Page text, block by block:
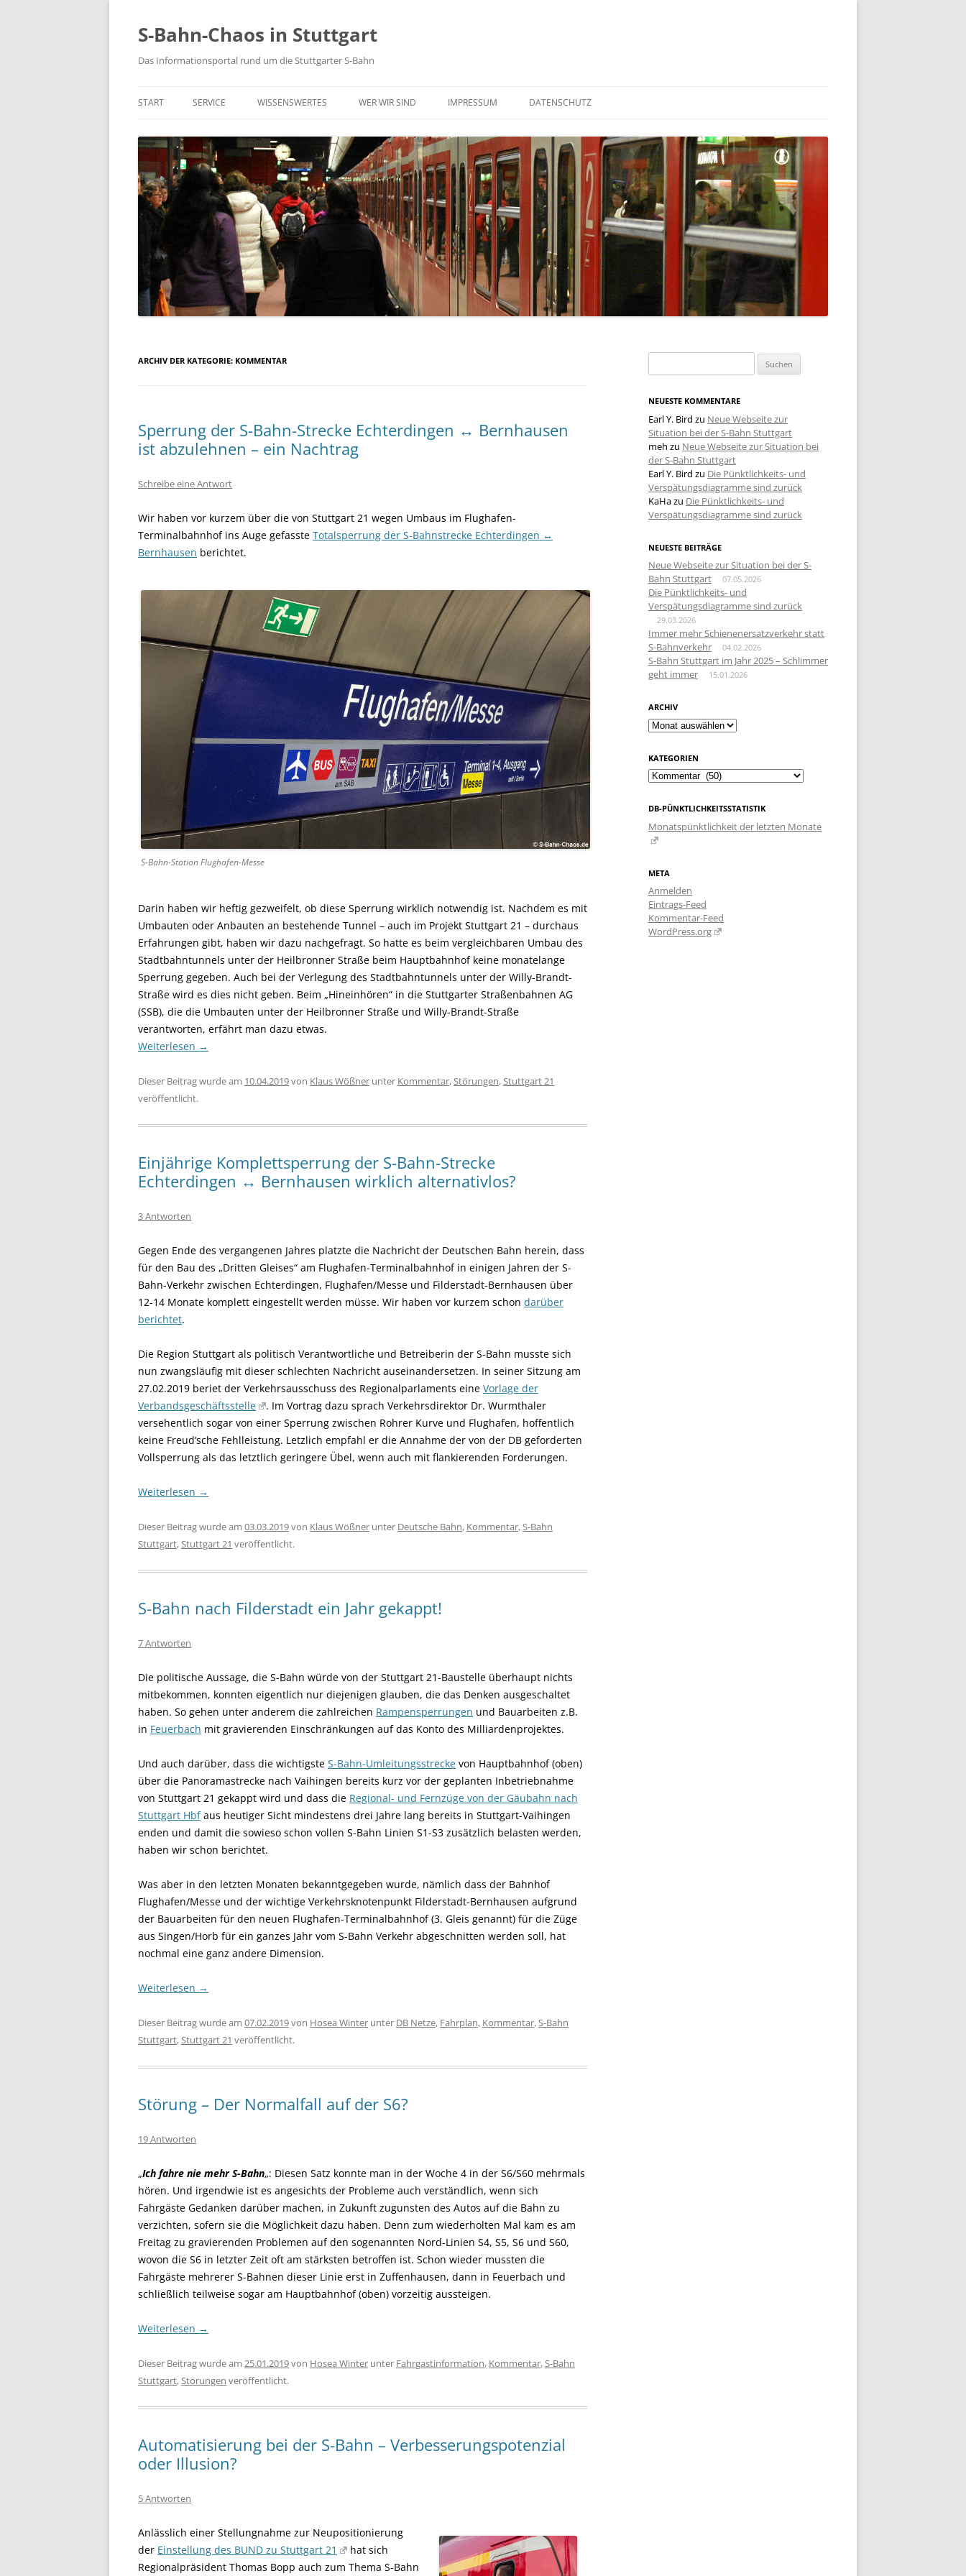
S-Bahn-Chaos in Stuttgart
Das Informationsportal rund um die Stuttgarter S-Bahn
START SERVICE WISSENSWERTES WER WIR SIND IMPRESSUM DATENSCHUTZ
ARCHIV DER KATEGORIE: KOMMENTAR
Sperrung der S-Bahn-Strecke Echterdingen ↔ Bernhausen
ist abzulehnen – ein Nachtrag
Schreibe eine Antwort
Wir haben vor kurzem über die von Stuttgart 21 wegen Umbaus im Flughafen-
Terminalbahnhof ins Auge gefasste Totalsperrung der S-Bahnstrecke Echterdingen ↔
Bernhausen berichtet.
S-Bahn-Station Flughafen-Messe
Darin haben wir heftig gezweifelt, ob diese Sperrung wirklich notwendig ist. Nachdem es mit
Umbauten oder Anbauten an bestehende Tunnel – auch im Projekt Stuttgart 21 – durchaus
Erfahrungen gibt, haben wir dazu nachgefragt. So hatte es beim vergleichbaren Umbau des
Stadtbahntunnels unter der Heilbronner Straße beim Hauptbahnhof keine monatelange
Sperrung gegeben. Auch bei der Verlegung des Stadtbahntunnels unter der Willy-Brandt-
Straße wird es dies nicht geben. Beim „Hineinhören“ in die Stuttgarter Straßenbahnen AG
(SSB), die die Umbauten unter der Heilbronner Straße und Willy-Brandt-Straße
verantworten, erfährt man dazu etwas.
Weiterlesen →
Dieser Beitrag wurde am 10.04.2019von Klaus Wößner unter Kommentar,Störungen,Stuttgart 21
veröffentlicht.
Einjährige Komplettsperrung der S-Bahn-Strecke
Echterdingen ↔ Bernhausen wirklich alternativlos?
3 Antworten
Gegen Ende des vergangenen Jahres platzte die Nachricht der Deutschen Bahn herein, dass
für den Bau des „Dritten Gleises“ am Flughafen-Terminalbahnhof in einigen Jahren der S-
Bahn-Verkehr zwischen Echterdingen, Flughafen/Messe und Filderstadt-Bernhausen über
12-14 Monate komplett eingestellt werden müsse. Wir haben vor kurzem schon darüber
berichtet.
Die Region Stuttgart als politisch Verantwortliche und Betreiberin der S-Bahn musste sich
nun zwangsläufig mit dieser schlechten Nachricht auseinandersetzen. In seiner Sitzung am
27.02.2019 beriet der Verkehrsausschuss des Regionalparlaments eine Vorlage der
Verbandsgeschäftsstelle
. Im Vortrag dazu sprach Verkehrsdirektor Dr. Wurmthaler
versehentlich sogar von einer Sperrung zwischen Rohrer Kurve und Flughafen, hoffentlich
keine Freud’sche Fehlleistung. Letzlich empfahl er die Annahme der von der DB geforderten
Vollsperrung als das letztlich geringere Übel, wenn auch mit flankierenden Forderungen.
Weiterlesen →
Dieser Beitrag wurde am 03.03.2019von Klaus Wößner unter Deutsche Bahn, Kommentar,S-Bahn
Stuttgart,Stuttgart 21 veröffentlicht.
S-Bahn nach Filderstadt ein Jahr gekappt!
7 Antworten
Die politische Aussage, die S-Bahn würde von der Stuttgart 21-Baustelle überhaupt nichts
mitbekommen, konnten eigentlich nur diejenigen glauben, die das Denken ausgeschaltet
haben. So gehen unter anderem die zahlreichen Rampensperrungen und Bauarbeiten z.B.
in Feuerbach mit gravierenden Einschränkungen auf das Konto des Milliardenprojektes.
Und auch darüber, dass die wichtigste S-Bahn-Umleitungsstrecke von Hauptbahnhof (oben)
über die Panoramastrecke nach Vaihingen bereits kurz vor der geplanten Inbetriebnahme
von Stuttgart 21 gekappt wird und dass die Regional- und Fernzüge von der Gäubahn nach
Stuttgart Hbfaus heutiger Sicht mindestens drei Jahre lang bereits in Stuttgart-Vaihingen
enden und damit die sowieso schon vollen S-Bahn Linien S1-S3 zusätzlich belasten werden,
haben wir schon berichtet.
Was aber in den letzten Monaten bekanntgegeben wurde, nämlich dass der Bahnhof
Flughafen/Messe und der wichtige Verkehrsknotenpunkt Filderstadt-Bernhausen aufgrund
der Bauarbeiten für den neuen Flughafen-Terminalbahnhof (3. Gleis genannt) für die Züge
aus Singen/Horb für ein ganzes Jahr vom S-Bahn Verkehr abgeschnitten werden soll, hat
nochmal eine ganz andere Dimension.
Weiterlesen →
Dieser Beitrag wurde am 07.02.2019von Hosea Winter unter DB Netze, Fahrplan, Kommentar,S-Bahn
Stuttgart,Stuttgart 21 veröffentlicht.
Störung – Der Normalfall auf der S6?
19 Antworten
„Ich fahre nie mehr S-Bahn„: Diesen Satz konnte man in der Woche 4 in der S6/S60 mehrmals
hören. Und irgendwie ist es angesichts der Probleme auch verständlich, wenn sich
Fahrgäste Gedanken darüber machen, in Zukunft zugunsten des Autos auf die Bahn zu
verzichten, sofern sie die Möglichkeit dazu haben. Denn zum wiederholten Mal kam es am
Freitag zu gravierenden Problemen auf den sogenannten Nord-Linien S4, S5, S6 und S60,
wovon die S6 in letzter Zeit oft am stärksten betroffen ist. Schon wieder mussten die
Fahrgäste mehrerer S-Bahnen dieser Linie erst in Zuffenhausen, dann in Feuerbach und
schließlich teilweise sogar am Hauptbahnhof (oben) vorzeitig aussteigen.
Weiterlesen →
Dieser Beitrag wurde am 25.01.2019von Hosea Winter unter Fahrgastinformation, Kommentar,S-Bahn
Stuttgart,Störungen veröffentlicht.
Automatisierung bei der S-Bahn – Verbesserungspotenzial
oder Illusion?
5 Antworten
Anlässlich einer Stellungnahme zur Neupositionierung
der Einstellung des BUND zu Stuttgart 21
hat sich
Regionalpräsident Thomas Bopp auch zum Thema S-Bahn
nach:
NEUESTE KOMMENTARE
Earl Y. Bird zu Neue Webseite zur
Situation bei der S-Bahn Stuttgart
meh zu Neue Webseite zur Situation bei
der S-Bahn Stuttgart
Earl Y. Bird zu Die Pünktlichkeits- und
Verspätungsdiagramme sind zurück
KaHazu Die Pünktlichkeits- und
Verspätungsdiagramme sind zurück
NEUESTE BEITRÄGE
Neue Webseite zur Situation bei der S-
Bahn Stuttgart
07.05.2026
Die Pünktlichkeits- und
Verspätungsdiagramme sind zurück
29.03.2026
Immer mehr Schienenersatzverkehr statt
S-Bahnverkehr
04.02.2026
S-Bahn Stuttgart im Jahr 2025 – Schlimmer
geht immer
15.01.2026
ARCHIV
Archiv
KATEGORIEN
Kategorien
DB-PÜNKTLICHKEITSSTATISTIK
Monatspünktlichkeit der letzten Monate
META
Anmelden
Eintrags-Feed
Kommentar-Feed
WordPress.org